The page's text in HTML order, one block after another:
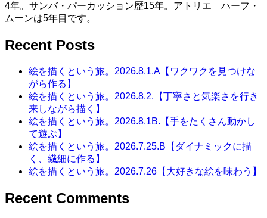
4年。サンバ・パーカッション歴15年。アトリエ ハーフ・
ムーンは5年目です。
Recent Posts
絵を描くという旅。2026.8.1.A【ワクワクを見つけな
がら作る】
絵を描くという旅。2026.8.2.【丁寧さと気楽さを行き
来しながら描く】
絵を描くという旅。2026.8.1B.【手をたくさん動かし
て遊ぶ】
絵を描くという旅。2026.7.25.B【ダイナミックに描
く、繊細に作る】
絵を描くという旅。2026.7.26【大好きな絵を味わう】
Recent Comments